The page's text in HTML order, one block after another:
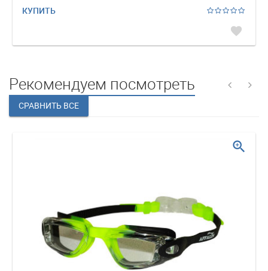
КУПИТЬ
favorite
Рекомендуем посмотреть
zoom_in